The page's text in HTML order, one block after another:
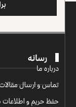
رسانه
درباره ما
تماس و ارسال
حفظ حریم و